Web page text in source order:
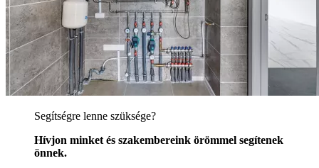
Segítségre lenne szüksége?
Hívjon minket és szakembereink örömmel segítenek
önnek.